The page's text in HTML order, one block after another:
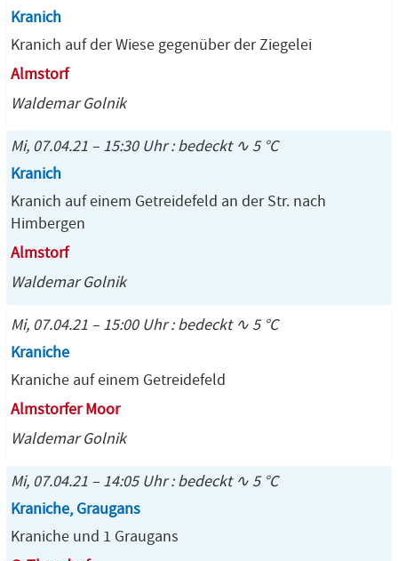
Kranich
Kranich auf der Wiese gegenüber der Ziegelei
Almstorf
Waldemar Golnik
Mi, 07.04.21 – 15:30 Uhr : bedeckt ∿ 5 °C
Kranich
Kranich auf einem Getreidefeld an der Str. nach
Himbergen
Almstorf
Waldemar Golnik
Mi, 07.04.21 – 15:00 Uhr : bedeckt ∿ 5 °C
Kraniche
Kraniche auf einem Getreidefeld
Almstorfer Moor
Waldemar Golnik
Mi, 07.04.21 – 14:05 Uhr : bedeckt ∿ 5 °C
Kraniche, Graugans
Kraniche und 1 Graugans